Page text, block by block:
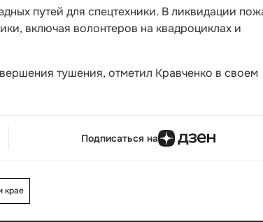
путей для спецтехники. В ликвидации
включая волонтеров на квадроциклах и
тушения, отметил Кравченко в своем
Подписаться на
крае